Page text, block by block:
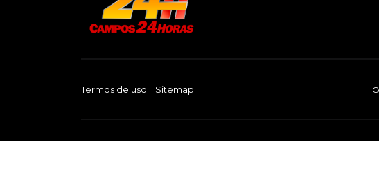
Termos de uso Sitemap